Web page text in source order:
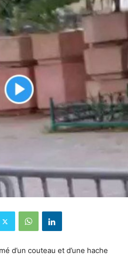
d’un couteau et d’une hache